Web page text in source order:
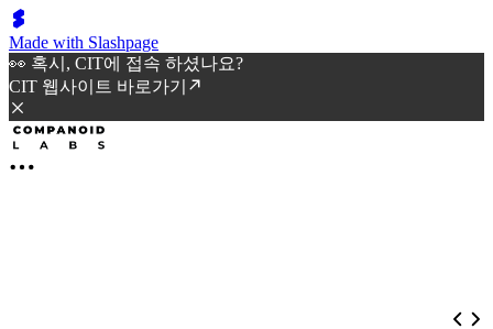
Made with Slashpage
👀 혹시, CIT에 접속 하셨나요?
CIT 웹사이트 바로가기